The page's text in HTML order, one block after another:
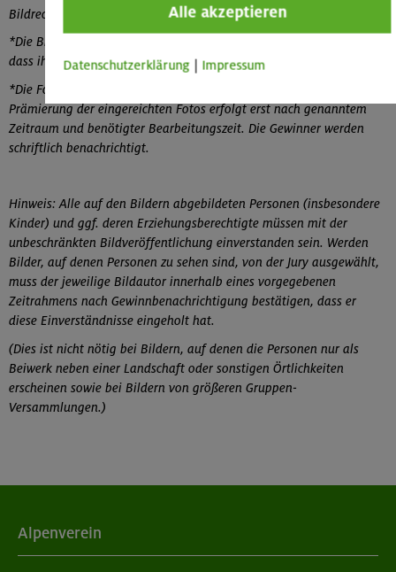
Bildrechte für eingereichte, aber nicht prämierte Bilder.
*Die Bildautoren der prämierten Fotos sind damit einverstanden,
dass ihr Name und ihre Fotos veröffentlicht werden.
*Die Fotoaktion endet im April 2015. Die Auswahl der Fotos und
Prämierung der eingereichten Fotos erfolgt erst nach genanntem
Zeitraum und benötigter Bearbeitungszeit. Die Gewinner werden
schriftlich benachrichtigt.
Hinweis: Alle auf den Bildern abgebildeten Personen (insbesondere
Kinder) und ggf. deren Erziehungsberechtigte müssen mit der
unbeschränkten Bildveröffentlichung einverstanden sein. Werden
Bilder, auf denen Personen zu sehen sind, von der Jury ausgewählt,
muss der jeweilige Bildautor innerhalb eines vorgegebenen
Zeitrahmens nach Gewinnbenachrichtigung bestätigen, dass er
diese Einverständnisse eingeholt hat.
(Dies ist nicht nötig bei Bildern, auf denen die Personen nur als
Beiwerk neben einer Landschaft oder sonstigen Örtlichkeiten
erscheinen sowie bei Bildern von größeren Gruppen-
Versammlungen.)
Alpenverein
Alle akzeptieren
Datenschutzerklärung Impressum